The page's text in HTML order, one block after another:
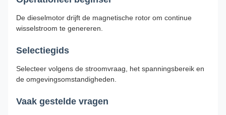
De dieselmotor drijft de magnetische rotor om continue
wisselstroom te genereren.
Selectiegids
Selecteer volgens de stroomvraag, het spanningsbereik en
de omgevingsomstandigheden.
Vaak gestelde vragen